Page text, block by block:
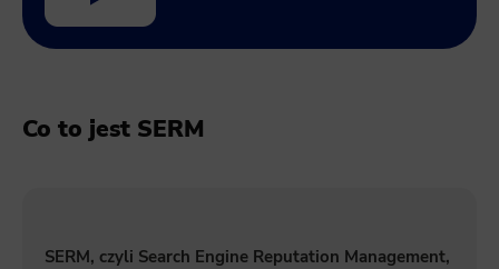
Co to jest SERM
SERM, czyli Search Engine Reputation Management,